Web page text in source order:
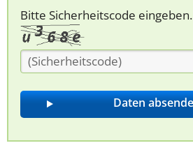
Bitte Sicherheitscode eingeben.